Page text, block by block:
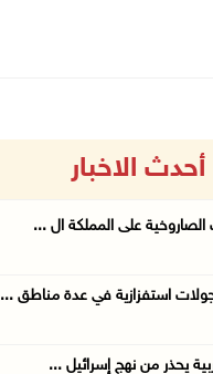
أحدث الاخبار
الصاروخية على المملكة ال ...
استفزازية في عدة مناطق ...
يحذر من نهج إسرائيل ...